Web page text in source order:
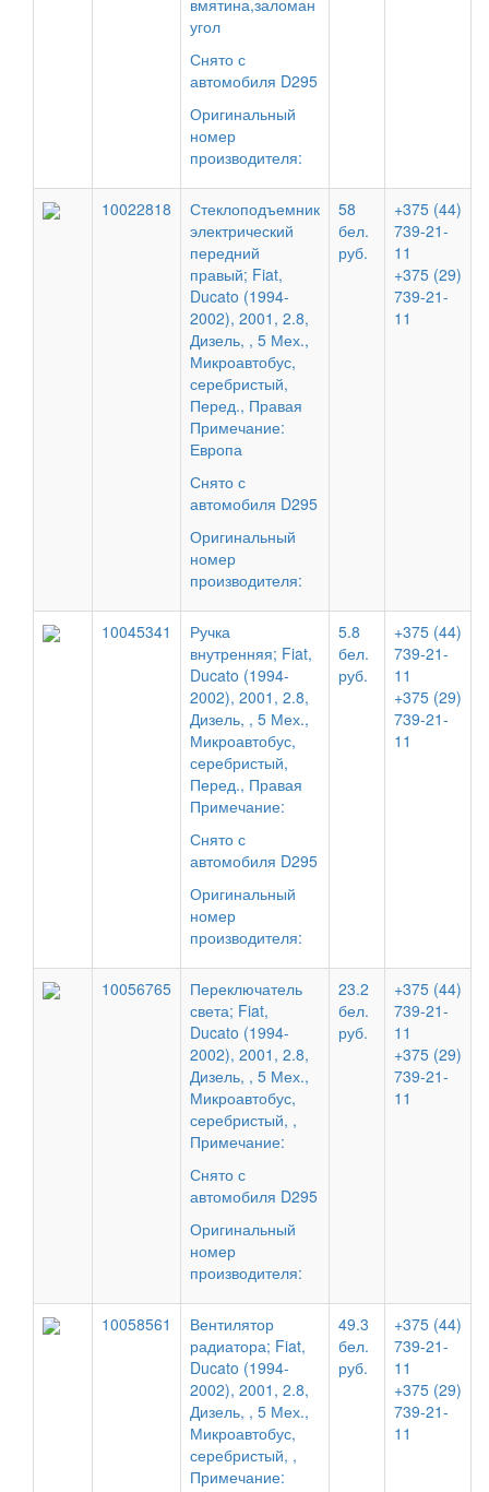
вмятина,заломан
угол
Снято с
автомобиля D295
Оригинальный
номер
производителя:
10022818
Стеклоподъемник
электрический
передний
правый; Fiat,
Ducato (1994-
2002), 2001, 2.8,
Дизель, , 5 Мех.,
Микроавтобус,
серебристый,
Перед., Правая
Примечание:
Европа
Снято с
автомобиля D295
Оригинальный
номер
производителя:
58
бел.
руб.
+375 (44)
739-21-
11
+375 (29)
739-21-
11
10045341
Ручка
внутренняя; Fiat,
Ducato (1994-
2002), 2001, 2.8,
Дизель, , 5 Мех.,
Микроавтобус,
серебристый,
Перед., Правая
Примечание:
Снято с
автомобиля D295
Оригинальный
номер
производителя:
5.8
бел.
руб.
+375 (44)
739-21-
11
+375 (29)
739-21-
11
10056765
Переключатель
света; Fiat,
Ducato (1994-
2002), 2001, 2.8,
Дизель, , 5 Мех.,
Микроавтобус,
серебристый, ,
Примечание:
Снято с
автомобиля D295
Оригинальный
номер
производителя:
23.2
бел.
руб.
+375 (44)
739-21-
11
+375 (29)
739-21-
11
10058561
Вентилятор
радиатора; Fiat,
Ducato (1994-
2002), 2001, 2.8,
Дизель, , 5 Мех.,
Микроавтобус,
серебристый, ,
Примечание:
49.3
бел.
руб.
+375 (44)
739-21-
11
+375 (29)
739-21-
11